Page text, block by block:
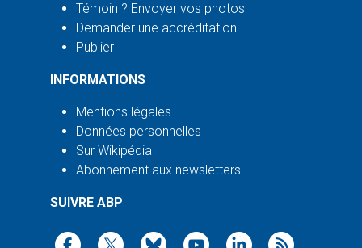
Témoin ? Envoyer vos photos
Demander une accréditation
Publier
INFORMATIONS
Mentions légales
Données personnelles
Sur Wikipédia
Abonnement aux newsletters
SUIVRE ABP